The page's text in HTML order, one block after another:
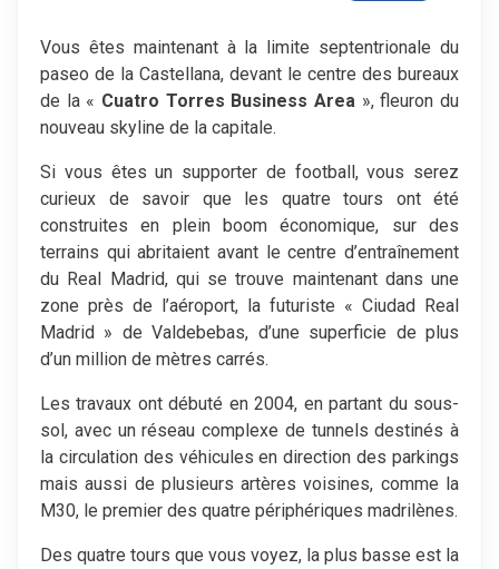
Vous êtes maintenant à la limite septentrionale du
paseo de la Castellana, devant le centre des bureaux
de la « Cuatro Torres Business Area », fleuron du
nouveau skyline de la capitale.
Si vous êtes un supporter de football, vous serez
curieux de savoir que les quatre tours ont été
construites en plein boom économique, sur des
terrains qui abritaient avant le centre d’entraînement
du Real Madrid, qui se trouve maintenant dans une
zone près de l’aéroport, la futuriste « Ciudad Real
Madrid » de Valdebebas, d’une superficie de plus
d’un million de mètres carrés.
Les travaux ont débuté en 2004, en partant du sous-
sol, avec un réseau complexe de tunnels destinés à
la circulation des véhicules en direction des parkings
mais aussi de plusieurs artères voisines, comme la
M30, le premier des quatre périphériques madrilènes.
Des quatre tours que vous voyez, la plus basse est la